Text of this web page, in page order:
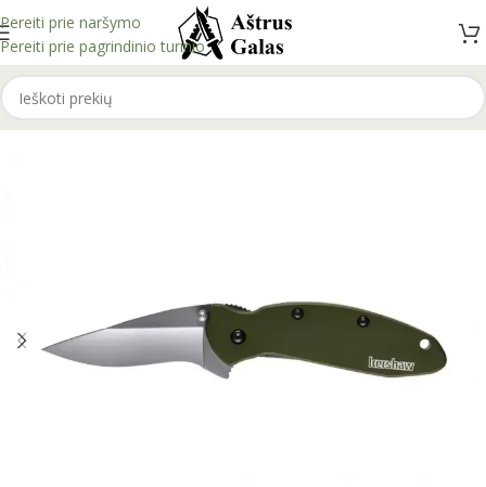
Pereiti prie naršymo
Pereiti prie pagrindinio turinio